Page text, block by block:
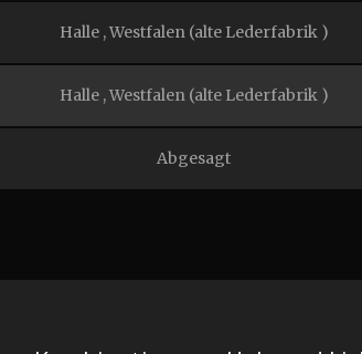
Halle , Westfalen (alte Lederfabrik )
Halle , Westfalen (alte Lederfabrik )
Abgesagt